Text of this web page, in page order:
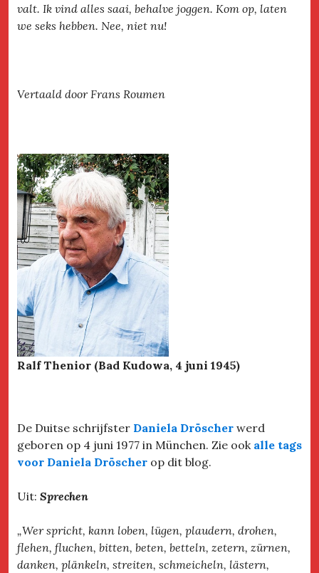
valt. Ik vind alles saai, behalve joggen. Kom op, laten
we seks hebben. Nee, niet nu!
Vertaald door Frans Roumen
Ralf Thenior (Bad Kudowa, 4 juni 1945)
De Duitse schrijfster Daniela Dröscher werd
geboren op 4 juni 1977 in München. Zie ook alle tags
voor Daniela Dröscher op dit blog.
Uit: Sprechen
„Wer spricht, kann loben, lügen, plaudern, drohen,
flehen, fluchen, bitten, beten, betteln, zetern, zürnen,
danken, plänkeln, streiten, schmeicheln, lästern,